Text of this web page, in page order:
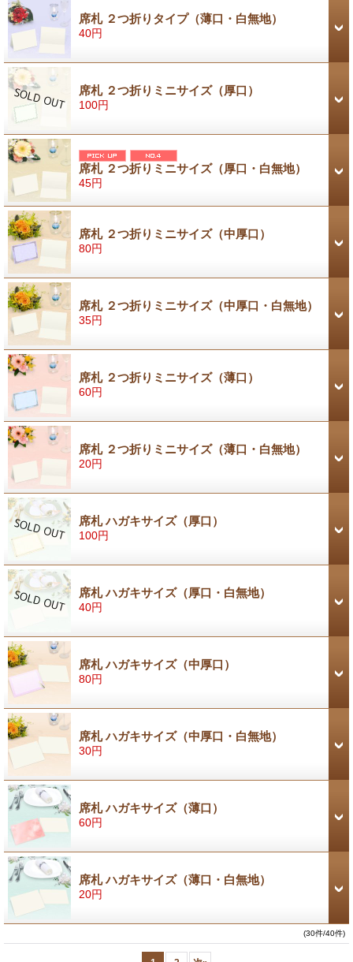
席札 ２つ折りタイプ（薄口・白無地）
40円
席札 ２つ折りミニサイズ（厚口）
100円
席札 ２つ折りミニサイズ（厚口・白無地）
45円
席札 ２つ折りミニサイズ（中厚口）
80円
席札 ２つ折りミニサイズ（中厚口・白無地）
35円
席札 ２つ折りミニサイズ（薄口）
60円
席札 ２つ折りミニサイズ（薄口・白無地）
20円
席札 ハガキサイズ（厚口）
100円
席札 ハガキサイズ（厚口・白無地）
40円
席札 ハガキサイズ（中厚口）
80円
席札 ハガキサイズ（中厚口・白無地）
30円
席札 ハガキサイズ（薄口）
60円
席札 ハガキサイズ（薄口・白無地）
20円
(30件/40件)